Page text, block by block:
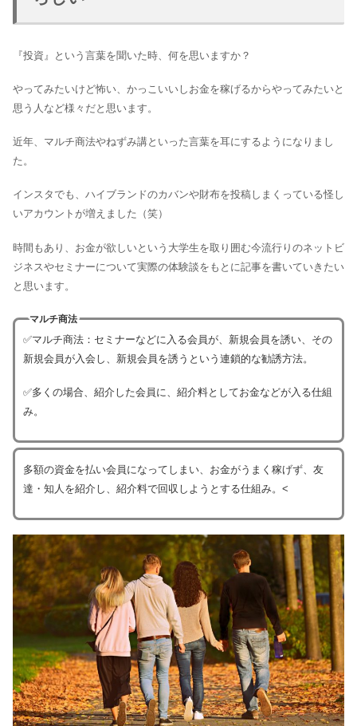
『投資』という言葉を聞いた時、何を思いますか？
やってみたいけど怖い、かっこいいしお金を稼げるからやってみたいと
思う人など様々だと思います。
近年、マルチ商法やねずみ講といった言葉を耳にするようになりまし
た。
インスタでも、ハイブランドのカバンや財布を投稿しまくっている怪し
いアカウントが増えました（笑）
時間もあり、お金が欲しいという大学生を取り囲む今流行りのネットビ
ジネスやセミナーについて実際の体験談をもとに記事を書いていきたい
と思います。
マルチ商法
✅マルチ商法：セミナーなどに入る会員が、新規会員を誘い、その
新規会員が入会し、新規会員を誘うという連鎖的な勧誘方法。
✅多くの場合、紹介した会員に、紹介料としてお金などが入る仕組
み。
多額の資金を払い会員になってしまい、お金がうまく稼げず、友
達・知人を紹介し、紹介料で回収しようとする仕組み。<